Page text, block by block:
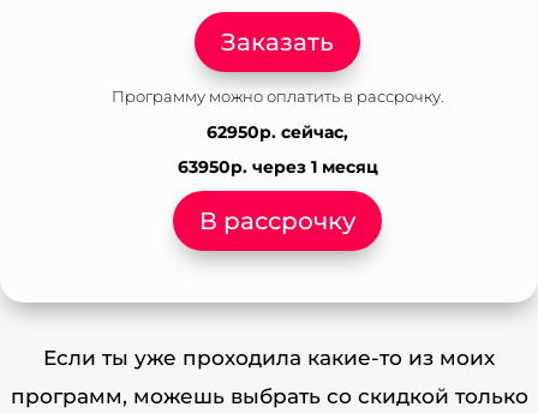
Заказать
Программу можно оплатить в рассрочку.
62950р. сейчас,
63950р. через 1 месяц
В рассрочку
Если ты уже проходила какие-то из моих
программ, можешь выбрать со скидкой только